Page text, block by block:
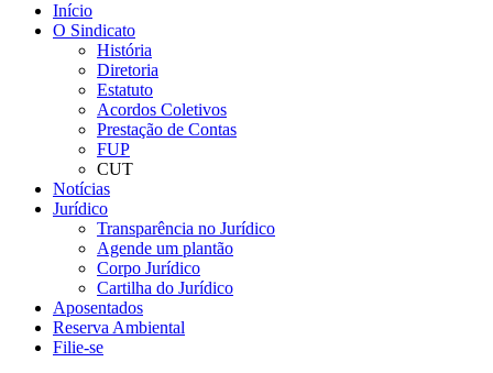
Início
O Sindicato
História
Diretoria
Estatuto
Acordos Coletivos
Prestação de Contas
FUP
CUT
Notícias
Jurídico
Transparência no Jurídico
Agende um plantão
Corpo Jurídico
Cartilha do Jurídico
Aposentados
Reserva Ambiental
Filie-se